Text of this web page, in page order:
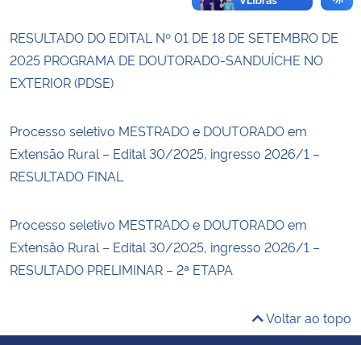
RESULTADO DO EDITAL Nº 01 DE 18 DE SETEMBRO DE
2025 PROGRAMA DE DOUTORADO-SANDUÍCHE NO
EXTERIOR (PDSE)
Processo seletivo MESTRADO e DOUTORADO em
Extensão Rural – Edital 30/2025, ingresso 2026/1 –
RESULTADO FINAL
Processo seletivo MESTRADO e DOUTORADO em
Extensão Rural – Edital 30/2025, ingresso 2026/1 –
RESULTADO PRELIMINAR – 2ª ETAPA
Voltar ao topo